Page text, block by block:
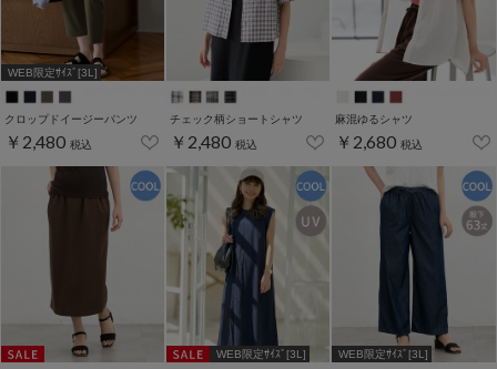
WEB限定ｻｲｽﾞ[3L]
クロップドイージーパンツ
￥2,480 税込
チェック柄ショートシャツ
￥2,480 税込
麻混ゆるシャツ
￥2,680 税込
WEB限定ｻｲｽﾞ[3L] WEB限定ｻｲｽﾞ[3L]